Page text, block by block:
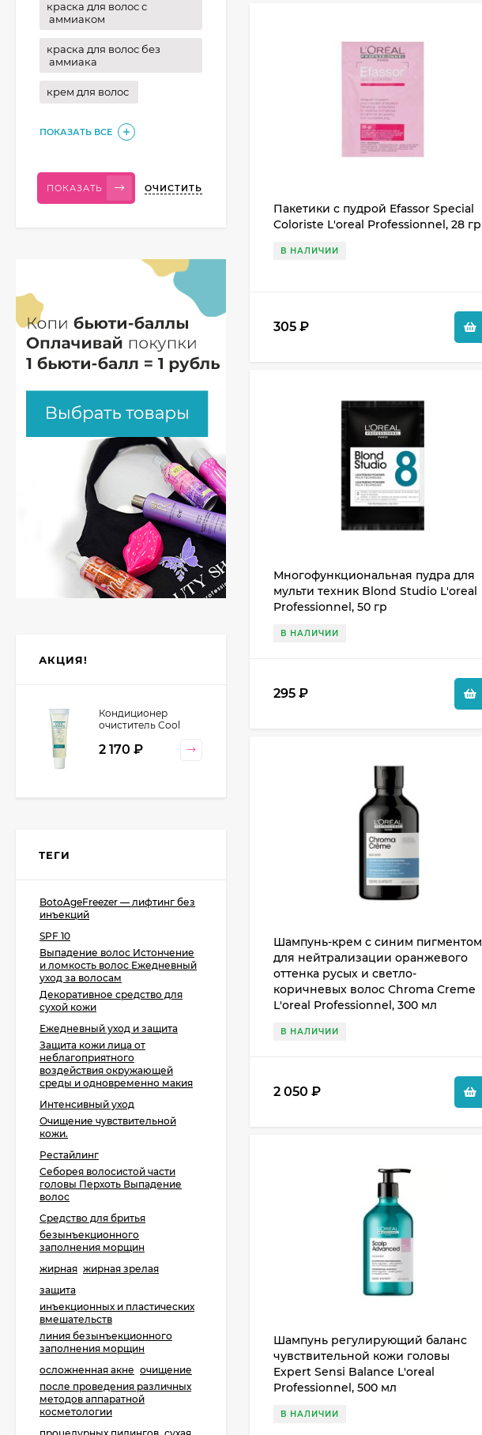
Пакетики с пудрой Efassor Special
Coloriste L'oreal Professionnel, 28 гр
В НАЛИЧИИ
305 ₽
Многофункциональная пудра для
мульти техник Blond Studio L'oreal
Professionnel, 50 гр
В НАЛИЧИИ
295 ₽
Шампунь-крем с синим пигментом
для нейтрализации оранжевого
оттенка русых и светло-
коричневых волос Chroma Creme
L'oreal Professionnel, 300 мл
В НАЛИЧИИ
2 050 ₽
Шампунь регулирующий баланс
чувствительной кожи головы
Expert Sensi Balance L'oreal
Professionnel, 500 мл
В НАЛИЧИИ
краска для волос с
аммиаком
краска для волос без
аммиака
крем для волос
ПОКАЗАТЬ ВСЕ
ПОКАЗАТЬ ОЧИСТИТЬ
АКЦИЯ!
Кондиционер
очиститель Cool
Cosmetics, 130 гр
2 170 ₽
ТЕГИ
BotoAgeFreezer — лифтинг без
инъекций
SPF 10
Выпадение волос Истончение
и ломкость волос Ежедневный
уход за волосам
Декоративное средство для
сухой кожи
Ежедневный уход и защита
Защита кожи лица от
неблагоприятного
воздействия окружающей
среды и одновременно макия
Интенсивный уход
Очищение чувствительной
кожи.
Рестайлинг
Себорея волосистой части
головы Перхоть Выпадение
волос
Средство для бритья
безынъекционного
заполнения морщин
жирная жирная зрелая
защита
инъекционных и пластических
вмешательств
линия безынъекционного
заполнения морщин
осложненная акне очищение
после проведения различных
методов аппаратной
косметологии